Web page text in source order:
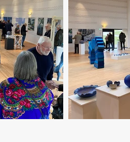
forsøgt at indfange.
med noget åndeligt, noget
farve – som himmelen
langt ud mod noget uendeligt.
stimulere underbevidstheden